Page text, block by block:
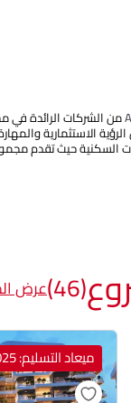
من الشركات الرائدة في
الاستثمارية
السكنية حيث تقدم
(46) عرض
ميعاد التسليم: 2025